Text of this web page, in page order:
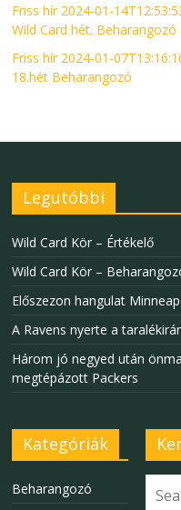
Friss hír 2024-01-
Wild Card hét. Beharangozó
Friss hír 2024-01-
18.hét Beharangozó
Legutóbbi
Wild Card Kör – Értékelő
Wild Card Kör –
Előszezon hangulat
A Ravens nyerte a
Három jó negyed után
megtépázott Packers
Kategóriák
Beharangozó